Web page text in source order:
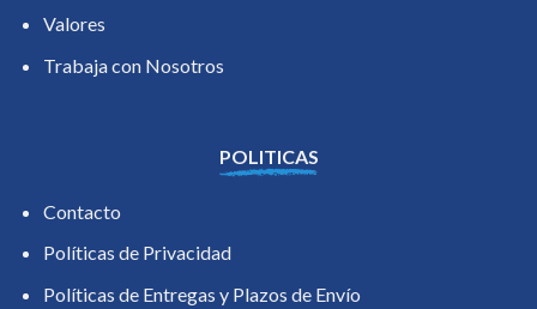
Valores
Trabaja con Nosotros
POLITICAS
Contacto
Políticas de Privacidad
Políticas de Entregas y Plazos de Envío